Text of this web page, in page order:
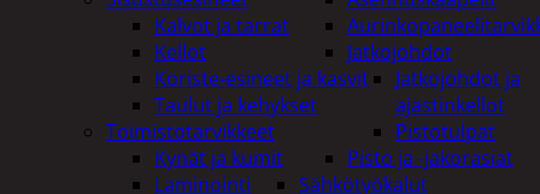
Jatkojohdot
Jatkojohdot ja
ajastinkellot
Pistotulpat
Pisto ja -jakorasiat
Sähkötyökalut
Kalvot ja tarrat
Kellot
Koriste-esineet ja kasvit
Taulut ja kehykset
Toimistotarvikkeet
Kynät ja kumit
Laminointi